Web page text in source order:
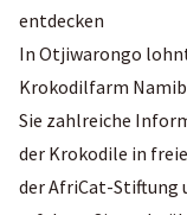
entdecken
In Otjiwarongo
Krokodilfarm
Sie zahlreiche
der Krokodile in
der AfriCat-Stiftung